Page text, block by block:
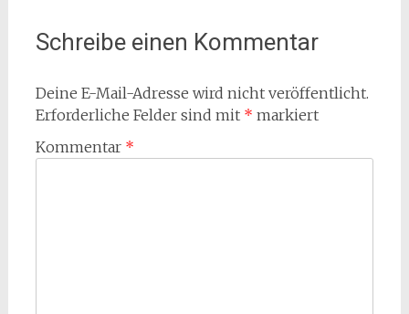
Schreibe einen Kommentar
Deine E-Mail-Adresse wird nicht veröffentlicht.
Erforderliche Felder sind mit * markiert
Kommentar *